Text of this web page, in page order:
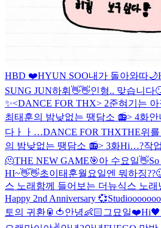
HBD ❤️HYUN SOO내가 돌아와따🌙
SUNG JUN하휘👋👋인형.. 맞습니다
✨<DANCE FOR THX> 2준혀기는
최태훈의 밤낮없는 땡담소 📻> 4화안
다ㅏㅏ…DANCE FOR THXTHE위
의 밤낮없는 땡담소 📻> 3화Hi…?작
🫠THE NEW GAME🎯아 수요일👋
HI~👋👋초이태훈월요일엔 뭐하징
스 노래 함께 들어보는 더뉴식스 노래
Happy 2nd Anniversary 💞Studiooooooo
토의 귀환🥫🍅안녕👶🏻 그묘일❤️Hi🖤